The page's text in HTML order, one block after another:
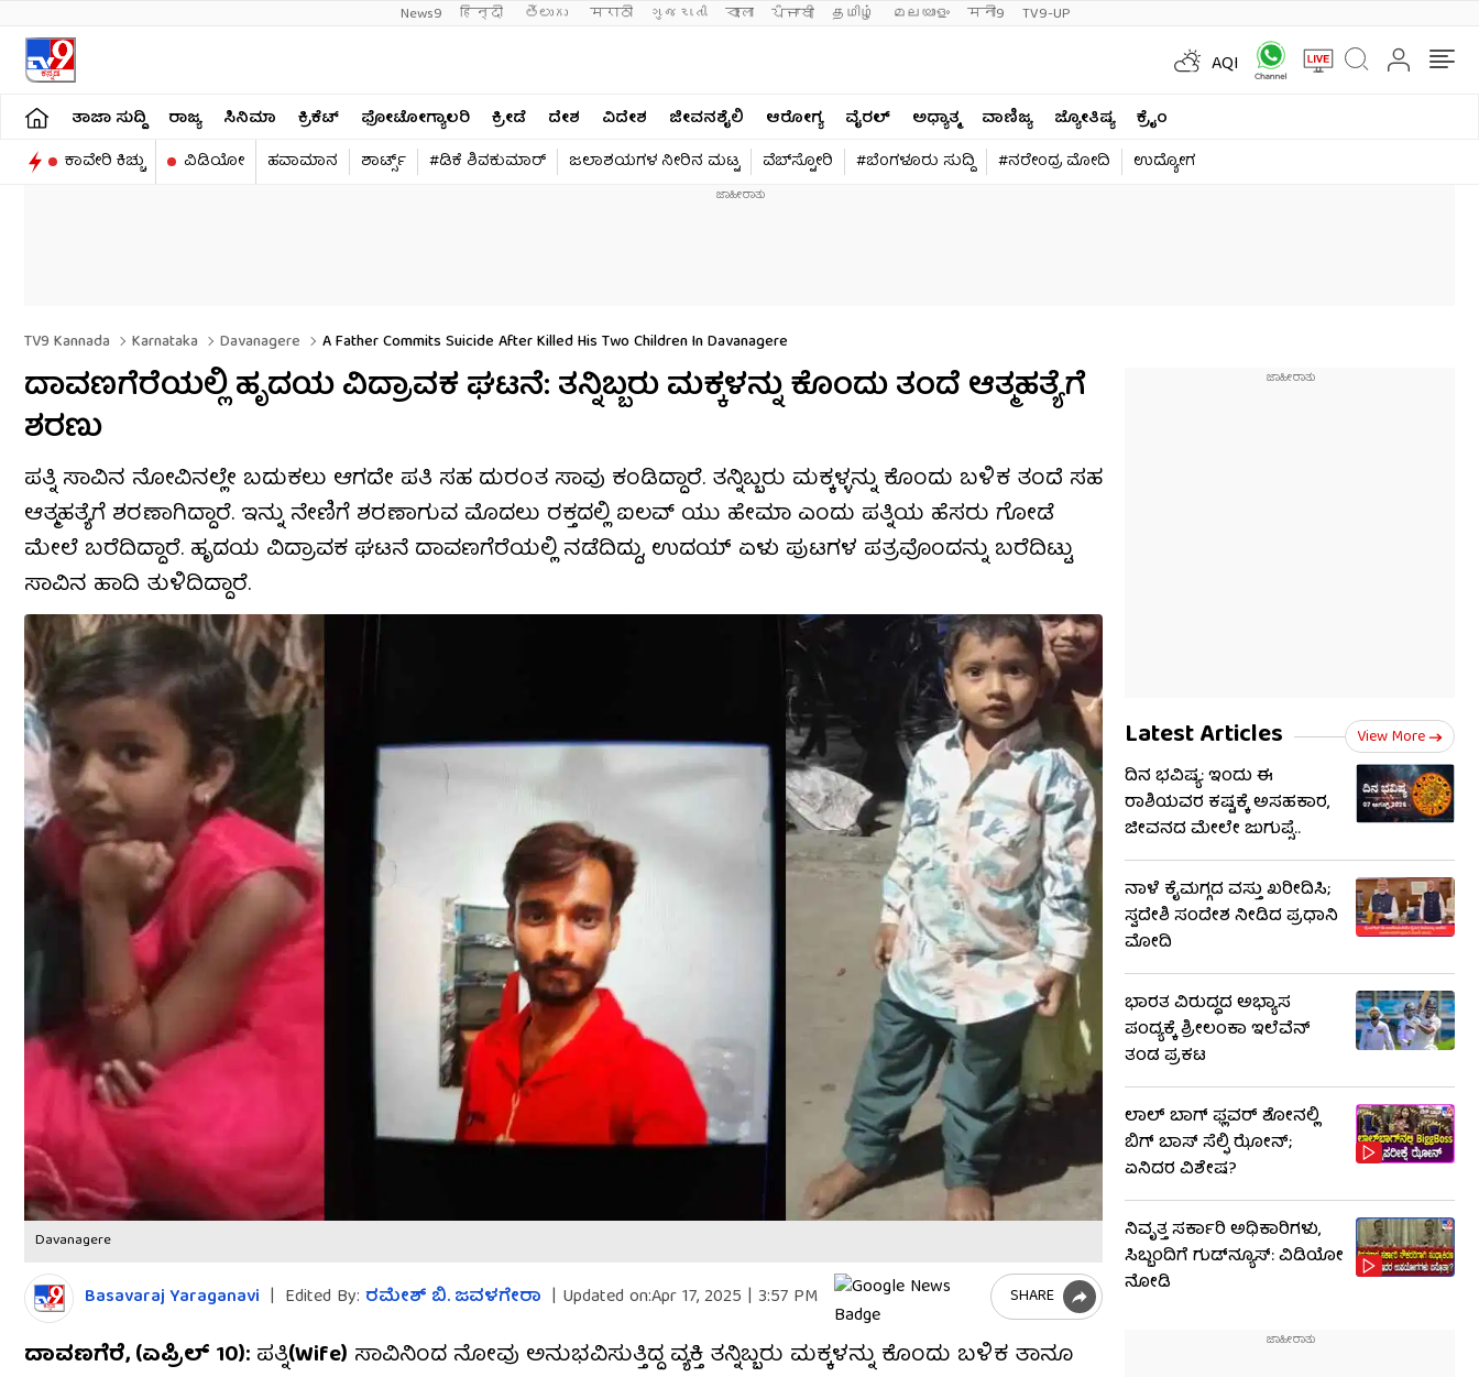
News9 हिन्दी తెలుగు मराठी ગુજરાતી বাংলা ਪੰਜਾਬੀ தமிழ் മലയാളം मनी9 TV9-UP
AQI
ತಾಜಾ ಸುದ್ದಿ ರಾಜ್ಯ ಸಿನಿಮಾ ಕ್ರಿಕೆಟ್​ ಫೋಟೋಗ್ಯಾಲರಿ ಕ್ರೀಡೆ ದೇಶ ವಿದೇಶ ಜೀವನಶೈಲಿ ಆರೋಗ್ಯ ವೈರಲ್​ ಅಧ್ಯಾತ್ಮ ವಾಣಿಜ್ಯ ಜ್ಯೋತಿಷ್ಯ
ಕ್ರೈಂ
ಕಾವೇರಿ ಕಿಚ್ಚು
ವಿಡಿಯೋ ಹವಾಮಾನ ಶಾರ್ಟ್ಸ್​ #ಡಿಕೆ ಶಿವಕುಮಾರ್​ ಜಲಾಶಯಗಳ ನೀರಿನ ಮಟ್ಟ ವೆಬ್​ಸ್ಟೋರಿ #ಬೆಂಗಳೂರು ಸುದ್ದಿ #ನರೇಂದ್ರ ಮೋದಿ ಉದ್ಯೋಗ
TV9 Kannada Karnataka Davanagere A Father Commits Suicide After Killed His Two Children In Davanagere
ದಾವಣಗೆರೆಯಲ್ಲಿ ಹೃದಯ ವಿದ್ರಾವಕ ಘಟನೆ: ತನ್ನಿಬ್ಬರು ಮಕ್ಕಳನ್ನು ಕೊಂದು ತಂದೆ ಆತ್ಮಹತ್ಯೆಗೆ
ಶರಣು
ಪತ್ನಿ ಸಾವಿನ ನೋವಿನಲ್ಲೇ ಬದುಕಲು ಆಗದೇ ಪತಿ ಸಹ ದುರಂತ ಸಾವು ಕಂಡಿದ್ದಾರೆ. ತನ್ನಿಬ್ಬರು ಮಕ್ಕಳ್ಳನ್ನು ಕೊಂದು ಬಳಿಕ ತಂದೆ ಸಹ
ಆತ್ಮಹತ್ಯೆಗೆ ಶರಣಾಗಿದ್ದಾರೆ. ಇನ್ನು ನೇಣಿಗೆ ಶರಣಾಗುವ ಮೊದಲು ರಕ್ತದಲ್ಲಿ ಐಲವ್​ ಯು ಹೇಮಾ ಎಂದು ಪತ್ನಿಯ ಹೆಸರು ಗೋಡೆ
ಮೇಲೆ ಬರೆದಿದ್ದಾರೆ. ಹೃದಯ ವಿದ್ರಾವಕ‌ ಘಟನೆ ದಾವಣಗೆರೆಯಲ್ಲಿ ನಡೆದಿದ್ದು, ಉದಯ್​ ಏಳು ಪುಟಗಳ ಪತ್ರವೊಂದನ್ನು ಬರೆದಿಟ್ಟು
ಸಾವಿನ ಹಾದಿ ತುಳಿದಿದ್ದಾರೆ.
Davanagere
Basavaraj Yaraganavi | Edited By: ರಮೇಶ್ ಬಿ. ಜವಳಗೇರಾ | Updated on:Apr 17, 2025 | 3:57 PM SHARE
ದಾವಣಗೆರೆ, (ಏಪ್ರಿಲ್ 10): ಪತ್ನಿ(Wife) ಸಾವಿನಿಂದ ನೋವು ಅನುಭವಿಸುತ್ತಿದ್ದ ವ್ಯಕ್ತಿ ತನ್ನಿಬ್ಬರು ಮಕ್ಕಳನ್ನು ಕೊಂದು ಬಳಿಕ ತಾನೂ
Latest Articles View More
ದಿನ ಭವಿಷ್ಯ: ಇಂದು ಈ
ರಾಶಿಯವರ ಕಷ್ಟಕ್ಕೆ ಅಸಹಕಾರ,
ಜೀವನದ ಮೇಲೇ ಜುಗುಪ್ಸೆ..
ನಾಳೆ ಕೈಮಗ್ಗದ ವಸ್ತು ಖರೀದಿಸಿ;
ಸ್ವದೇಶಿ ಸಂದೇಶ ನೀಡಿದ ಪ್ರಧಾನಿ
ಮೋದಿ
ಭಾರತ ವಿರುದ್ಧದ ಅಭ್ಯಾಸ
ಪಂದ್ಯಕ್ಕೆ ಶ್ರೀಲಂಕಾ ಇಲೆವೆನ್
ತಂಡ ಪ್ರಕಟ
ಲಾಲ್ ಬಾಗ್ ಫ್ಲವರ್ ಶೋನಲ್ಲಿ
ಬಿಗ್ ಬಾಸ್ ಸೆಲ್ಫಿ ಝೋನ್;
ಏನಿದರ ವಿಶೇಷ?
ನಿವೃತ್ತ ಸರ್ಕಾರಿ ಅಧಿಕಾರಿಗಳು,
ಸಿಬ್ಬಂದಿಗೆ ಗುಡ್​ನ್ಯೂಸ್: ವಿಡಿಯೋ
ನೋಡಿ